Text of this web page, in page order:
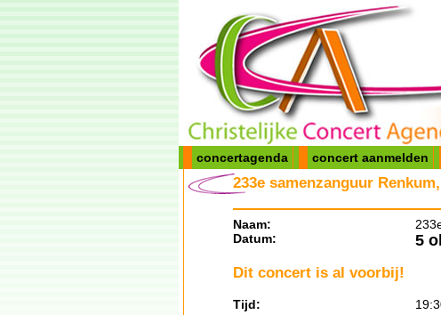
concertagenda concert aanmelden
233e samenzanguur
Naam:
Datum:
5
Dit concert is al voorbij!
Tijd: